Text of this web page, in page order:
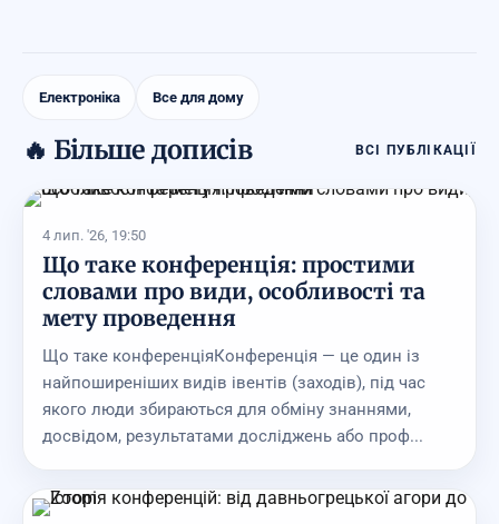
Електроніка Все для дому
🔥 Більше дописів ВСІ ПУБЛІКАЦІЇ
4 лип. '26, 19:50
Що таке конференція: простими
словами про види, особливості та
мету проведення
Що таке конференціяКонференція — це один із
найпоширеніших видів івентів (заходів), під час
якого люди збираються для обміну знаннями,
досвідом, результатами досліджень або проф...